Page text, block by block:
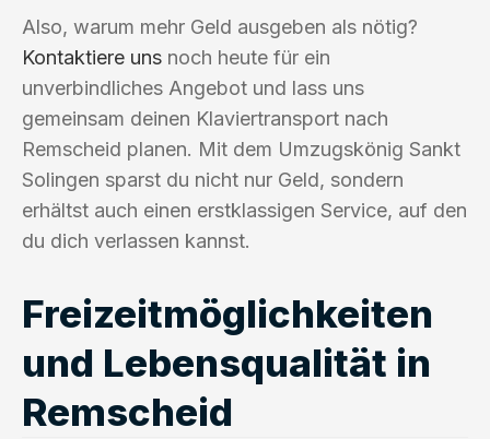
Also, warum mehr Geld ausgeben als nötig?
Kontaktiere uns noch heute für ein
unverbindliches Angebot und lass uns
gemeinsam deinen Klaviertransport nach
Remscheid planen. Mit dem Umzugskönig Sankt
Solingen sparst du nicht nur Geld, sondern
erhältst auch einen erstklassigen Service, auf den
du dich verlassen kannst.
Freizeitmöglichkeiten
und Lebensqualität in
Remscheid